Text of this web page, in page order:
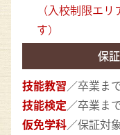
（入校制限エ
す）
保
技能教習／卒業ま
技能検定／卒業ま
仮免学科／保証対